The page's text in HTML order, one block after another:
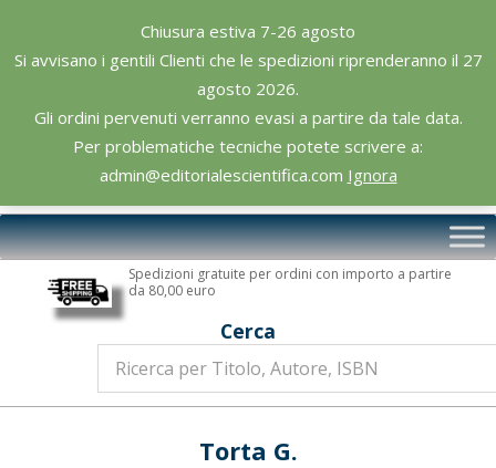
Chiusura estiva 7-26 agosto
Si avvisano i gentili Clienti che le spedizioni riprenderanno il 27
agosto 2026.
Gli ordini pervenuti verranno evasi a partire da tale data.
Per problematiche tecniche potete scrivere a:
admin@editorialescientifica.com Ignora
content
Editoriale
Scientifica
Primary
Navigation
Spedizioni gratuite per ordini con importo a partire
da 80,00 euro
Cerca
Torta G.